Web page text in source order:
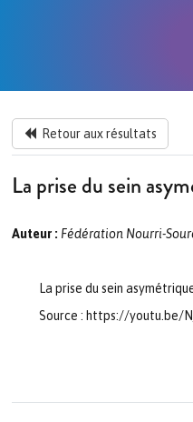
Retour aux résultats
La prise du sein
Auteur : Fédération Nourri-
La prise du sein
Source : https://youtu.be/